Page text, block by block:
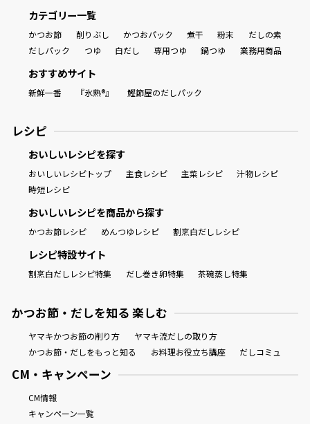
カテゴリー一覧
かつお節 削りぶし かつおパック 煮干 粉末
だしの素
だしパック
つゆ 白だし 専用つゆ 鍋つゆ 業務用商品
おすすめサイト
新鮮一番 『氷熟®』 鰹節屋のだしパック
レシピ
おいしいレシピを探す
おいしいレシピトップ 主食レシピ 主菜レシピ
汁物レシピ
時短レシピ
おいしいレシピを商品から探す
かつお節レシピ めんつゆレシピ 割烹白だしレシピ
レシピ特設サイト
割烹白だしレシピ特集 だし巻き卵特集 茶碗蒸し特集
かつお節・だしを知る 楽しむ
ヤマキかつお節の削り方
ヤマキ流だしの取り方
かつお節・だしをもっと知る
お料理お役立ち講座 だしコミュ
CM・キャンペーン
CM情報
キャンペーン一覧